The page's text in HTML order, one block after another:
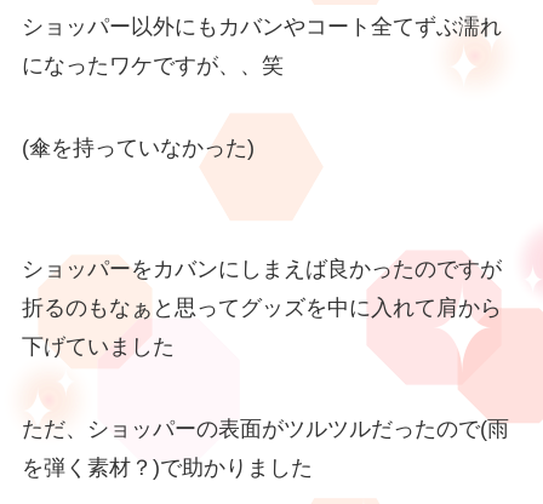
ショッパー以外にもカバンやコート全てずぶ濡れ
になったワケですが、、笑
(傘を持っていなかった)
ショッパーをカバンにしまえば良かったのですが
折るのもなぁと思ってグッズを中に入れて肩から
下げていました
ただ、ショッパーの表面がツルツルだったので(雨
を弾く素材？)で助かりました